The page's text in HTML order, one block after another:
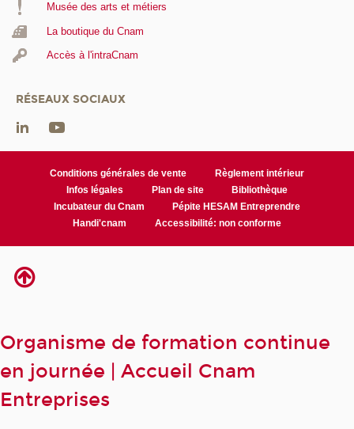
Musée des arts et métiers
La boutique du Cnam
Accès à l'intraCnam
RÉSEAUX SOCIAUX
Conditions générales de vente
Règlement intérieur
Infos légales
Plan de site
Bibliothèque
Incubateur du Cnam
Pépite HESAM Entreprendre
Handi'cnam
Accessibilité: non conforme
Organisme de formation continue
en journée | Accueil Cnam
Entreprises